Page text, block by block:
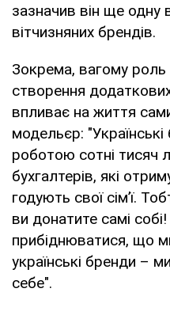
зазначив він ще одну
вітчизняних брендів.
Зокрема, вагому роль
створення
впливає на життя
модельєр:
роботою сотні тисяч
бухгалтерів, які
годують свої сім’ї.
ви донатите самі
прибіднюватися, що
українські бренди –
себе".